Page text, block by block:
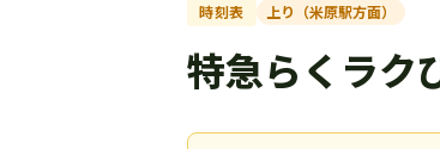
時刻表 上り（米原駅方面）
特急らくラク